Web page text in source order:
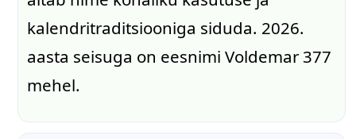
kalendritraditsiooniga siduda. 2026.
aasta seisuga on eesnimi Voldemar 377
mehel.